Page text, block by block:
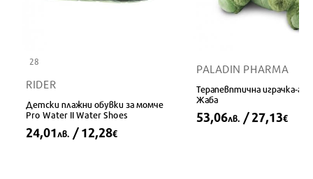
28
RIDER
Детски плажни обувки за момче
Pro Water II Water Shoes
24,01лв. / 12,28€
PALADIN PHARMA
Терапевптична играчка-
Жаба
53,06лв. / 27,13€